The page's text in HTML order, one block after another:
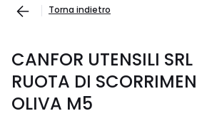
Torna indietro
CANFOR UTENSILI
RUOTA DI
OLIVA M5